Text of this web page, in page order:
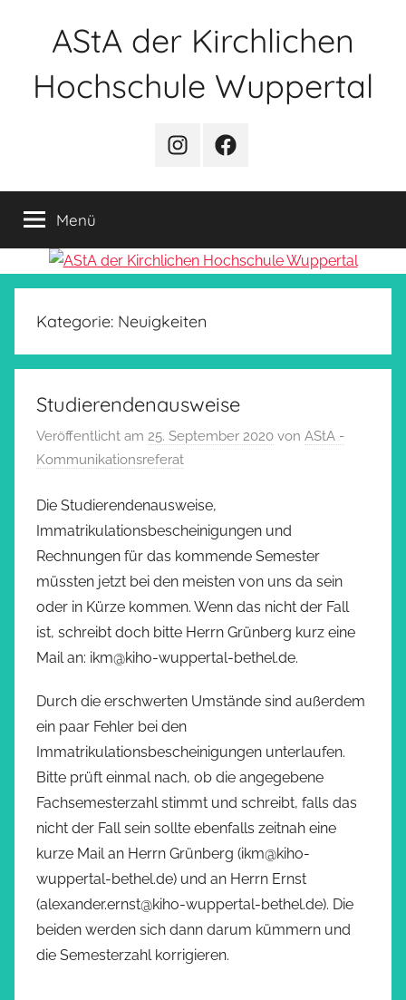
AStA der Kirchlichen
Hochschule Wuppertal
InstagramFacebook
Menü
Kategorie: Neuigkeiten
Studierendenausweise
Veröffentlicht am 25. September 2020 von AStA -
Kommunikationsreferat
Die Studierendenausweise,
Immatrikulationsbescheinigungen und
Rechnungen für das kommende Semester
müssten jetzt bei den meisten von uns da sein
oder in Kürze kommen. Wenn das nicht der Fall
ist, schreibt doch bitte Herrn Grünberg kurz eine
Mail an: ikm@kiho-wuppertal-bethel.de.
Durch die erschwerten Umstände sind außerdem
ein paar Fehler bei den
Immatrikulationsbescheinigungen unterlaufen.
Bitte prüft einmal nach, ob die angegebene
Fachsemesterzahl stimmt und schreibt, falls das
nicht der Fall sein sollte ebenfalls zeitnah eine
kurze Mail an Herrn Grünberg (ikm@kiho-
wuppertal-bethel.de) und an Herrn Ernst
(alexander.ernst@kiho-wuppertal-bethel.de). Die
beiden werden sich dann darum kümmern und
die Semesterzahl korrigieren.